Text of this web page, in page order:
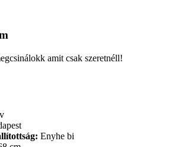
amit csak szeretnéll!
Enyhe bi